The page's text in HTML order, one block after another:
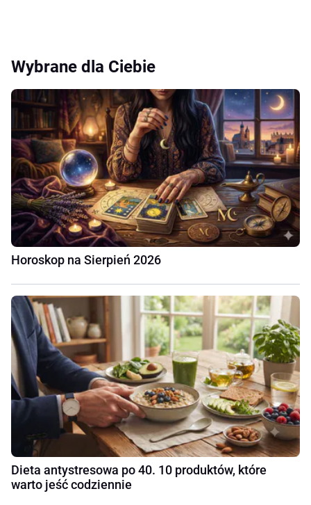
Wybrane dla Ciebie
Horoskop na Sierpień 2026
Dieta antystresowa po 40. 10 produktów, które
warto jeść codziennie